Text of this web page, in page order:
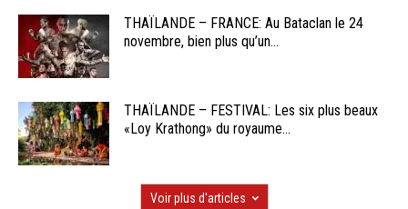
THAÏLANDE – FRANCE: Au Bataclan le 24
novembre, bien plus qu’un...
THAÏLANDE – FESTIVAL: Les six plus beaux
«Loy Krathong» du royaume...
Voir plus d'articles